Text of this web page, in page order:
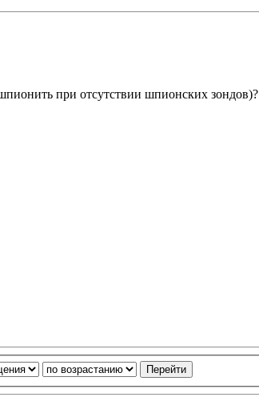
при отсутствии шпионских зондов)?